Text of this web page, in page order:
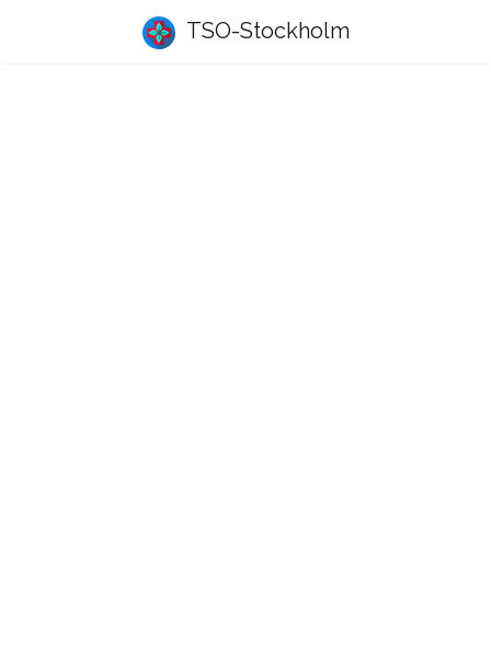
TSO-Stockholm